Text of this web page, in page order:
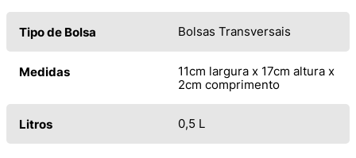
Tipo de Bolsa Bolsas Transversais
Medidas
11cm largura x 17cm altura x
2cm comprimento
Litros 0,5 L